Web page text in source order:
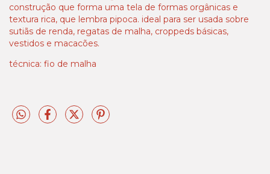
construção que forma uma tela de formas orgânicas e
textura rica, que lembra pipoca. ideal para ser usada sobre
sutiãs de renda, regatas de malha, croppeds básicas,
vestidos e macacões.
técnica: fio de malha